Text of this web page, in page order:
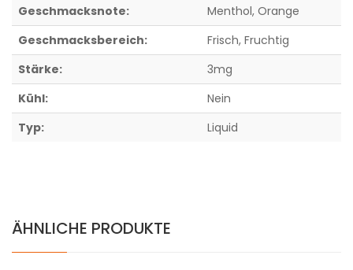
Geschmacksnote:
Menthol, Orange
Geschmacksbereich:
Frisch, Fruchtig
Stärke:
3mg
Kühl:
Nein
Typ:
Liquid
ÄHNLICHE PRODUKTE